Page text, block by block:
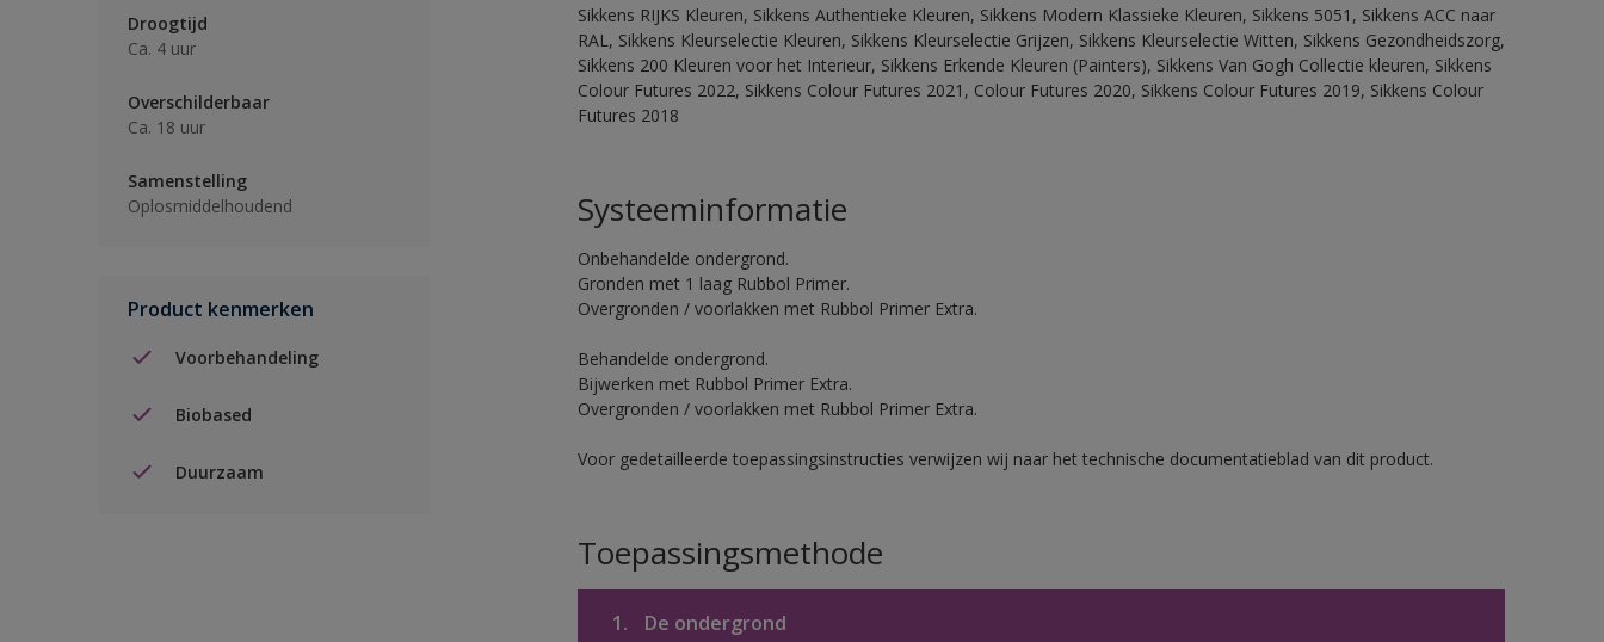
Droogtijd
Ca. 4 uur
Overschilderbaar
Ca. 18 uur
Samenstelling
Oplosmiddelhoudend
Product kenmerken
Voorbehandeling
Biobased
Duurzaam
Sikkens RIJKS Kleuren, Sikkens Authentieke Kleuren, Sikkens Modern Klassieke Kleuren, Sikkens 5051, Sikkens ACC naar
RAL, Sikkens Kleurselectie Kleuren, Sikkens Kleurselectie Grijzen, Sikkens Kleurselectie Witten, Sikkens Gezondheidszorg,
Sikkens 200 Kleuren voor het Interieur, Sikkens Erkende Kleuren (Painters), Sikkens Van Gogh Collectie kleuren, Sikkens
Colour Futures 2022, Sikkens Colour Futures 2021, Colour Futures 2020, Sikkens Colour Futures 2019, Sikkens Colour
Futures 2018
Systeeminformatie
Onbehandelde ondergrond.
Gronden met 1 laag Rubbol Primer.
Overgronden / voorlakken met Rubbol Primer Extra.
Behandelde ondergrond.
Bijwerken met Rubbol Primer Extra.
Overgronden / voorlakken met Rubbol Primer Extra.
Voor gedetailleerde toepassingsinstructies verwijzen wij naar het technische documentatieblad van dit product.
Toepassingsmethode
1. De ondergrond